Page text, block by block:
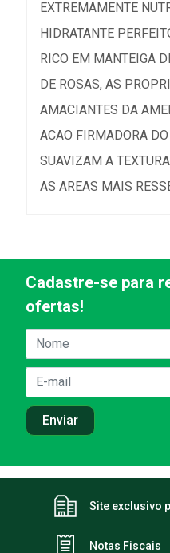
EXTREMAMENTE
HIDRATANTE
RICO EM MANTEIGA
DE ROSAS, AS
AMACIANTES DA
ACAO FIRMADORA
SUAVIZAM A
AS AREAS MAIS
Cadastre-se para
ofertas!
Site exclusivo
Notas Fiscais